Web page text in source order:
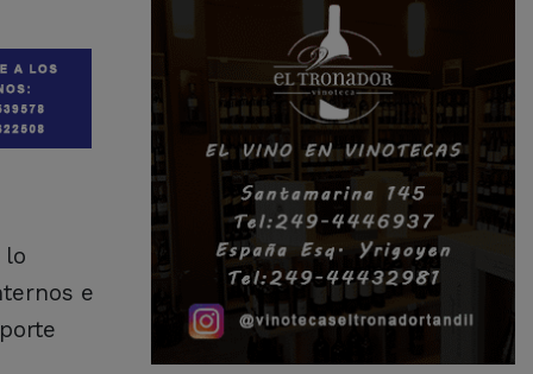
lo
e